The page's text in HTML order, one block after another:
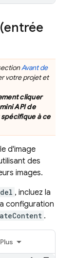
Avant de
votre projet et
cliquer
APIde
à ce
d'image
des
images.
, incluez la
configuration
.
Plus